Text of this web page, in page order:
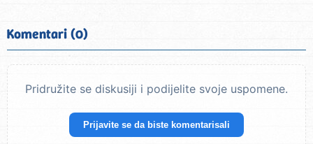
Komentari (0)
Pridružite se diskusiji i podijelite svoje uspomene.
Prijavite se da biste komentarisali